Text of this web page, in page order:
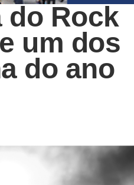
do Rock
um dos
do ano